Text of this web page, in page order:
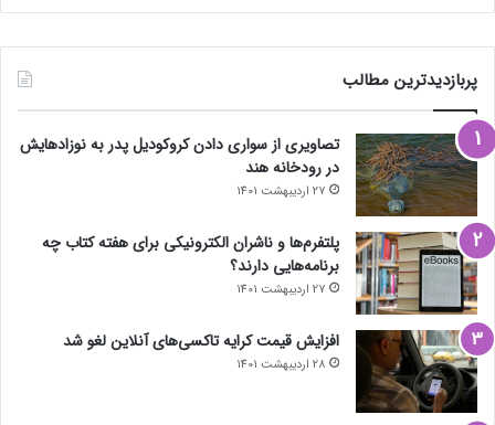
پربازدیدترین مطالب
تصاویری از سواری دادن کروکودیل پدر به نوزادهایش
در رودخانه هند
27 اردیبهشت 1401
پلتفرم‌ها و ناشران الکترونیکی برای هفته کتاب چه
برنامه‌هایی دارند؟
27 اردیبهشت 1401
افزایش قیمت کرایه تاکسی‌های آنلاین لغو شد
28 اردیبهشت 1401